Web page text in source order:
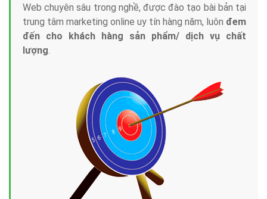
Web chuyên sâu trong nghề, được đào tạo bài bản tại
trung tâm marketing online uy tín hàng năm, luôn đem
đến cho khách hàng sản phẩm/ dịch vụ chất
lượng.